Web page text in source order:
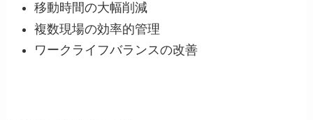
移動時間の大幅削減
複数現場の効率的管理
ワークライフバランスの改善